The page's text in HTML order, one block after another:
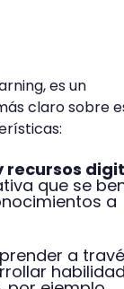
es un
claro sobre
recursos
que se
a
a